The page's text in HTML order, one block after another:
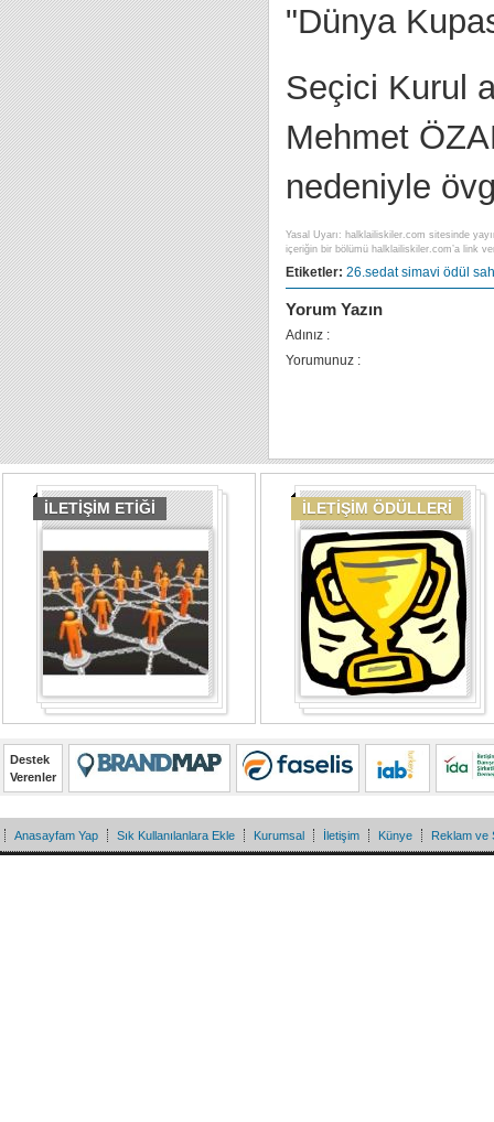
"Dünya
Seçici Kurul
Mehmet
nedeniyle
Yasal Uyarı: halklailiskiler.com sitesinde
içeriğin bir bölümü halklailiskiler.com’a link
Etiketler: 26.sedat simavi ödül
Yorum Yazın
Adınız :
Yorumunuz :
İLETİŞİM ETİĞİ İLETİŞİM ÖDÜLLERİ
Destek
Verenler
Anasayfam Yap Sık Kullanılanlara Ekle Kurumsal İletişim Künye Reklam ve